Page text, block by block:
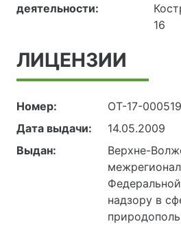
деятельности:
16
ЛИЦЕНЗИИ
Номер:
ОТ-17-
Дата выдачи:
14.05.2009
Выдан:
Верхне-
надзору в